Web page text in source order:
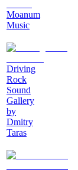
Moanum
Music
Driving
Rock
Sound
Gallery
by
Dmitry
Taras